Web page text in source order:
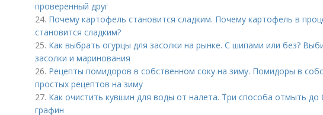
проверенный друг
24. Почему картофель становится сладким. Почему картофель в
становится сладким?
25. Как выбрать огурцы для засолки на рынке. С шипами или без?
засолки и маринования
26. Рецепты помидоров в собственном соку на зиму. Помидоры в
простых рецептов на зиму
27. Как очистить кувшин для воды от налета. Три способа отмыть до
графин